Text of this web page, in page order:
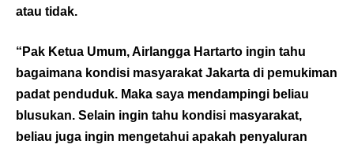
atau tidak.
“Pak Ketua Umum, Airlangga Hartarto ingin tahu
bagaimana kondisi masyarakat Jakarta di pemukiman
padat penduduk. Maka saya mendampingi beliau
blusukan. Selain ingin tahu kondisi masyarakat,
beliau juga ingin mengetahui apakah penyaluran